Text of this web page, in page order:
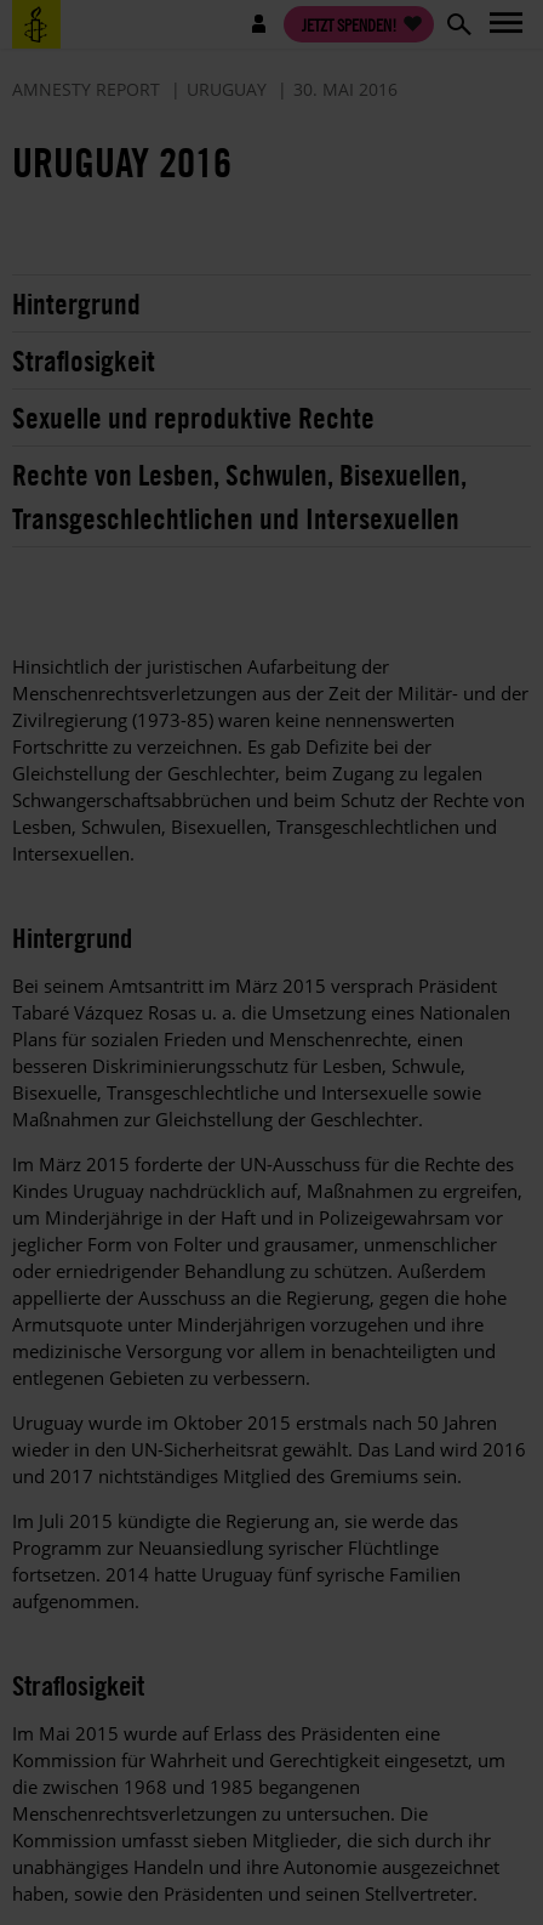
Direkt
zum
Benutzermenü JETZT SPENDEN!
AMNESTY REPORT URUGUAY 30. MAI 2016
URUGUAY 2016
Hintergrund
Straflosigkeit
Sexuelle und reproduktive Rechte
Rechte von Lesben, Schwulen, Bisexuellen,
Transgeschlechtlichen und Intersexuellen
Hinsichtlich der juristischen Aufarbeitung der
Menschenrechtsverletzungen aus der Zeit der Militär- und der
Zivilregierung (1973-85) waren keine nennenswerten
Fortschritte zu verzeichnen. Es gab Defizite bei der
Gleichstellung der Geschlechter, beim Zugang zu legalen
Schwangerschaftsabbrüchen und beim Schutz der Rechte von
Lesben, Schwulen, Bisexuellen, Transgeschlechtlichen und
Intersexuellen.
Hintergrund
Bei seinem Amtsantritt im März 2015 versprach Präsident
Tabaré Vázquez Rosas u. a. die Umsetzung eines Nationalen
Plans für sozialen Frieden und Menschenrechte, einen
besseren Diskriminierungsschutz für Lesben, Schwule,
Bisexuelle, Transgeschlechtliche und Intersexuelle sowie
Maßnahmen zur Gleichstellung der Geschlechter.
Im März 2015 forderte der UN-Ausschuss für die Rechte des
Kindes Uruguay nachdrücklich auf, Maßnahmen zu ergreifen,
um Minderjährige in der Haft und in Polizeigewahrsam vor
jeglicher Form von Folter und grausamer, unmenschlicher
oder erniedrigender Behandlung zu schützen. Außerdem
appellierte der Ausschuss an die Regierung, gegen die hohe
Armutsquote unter Minderjährigen vorzugehen und ihre
medizinische Versorgung vor allem in benachteiligten und
entlegenen Gebieten zu verbessern.
Uruguay wurde im Oktober 2015 erstmals nach 50 Jahren
wieder in den UN-Sicherheitsrat gewählt. Das Land wird 2016
und 2017 nichtständiges Mitglied des Gremiums sein.
Im Juli 2015 kündigte die Regierung an, sie werde das
Programm zur Neuansiedlung syrischer Flüchtlinge
fortsetzen. 2014 hatte Uruguay fünf syrische Familien
aufgenommen.
Straflosigkeit
Im Mai 2015 wurde auf Erlass des Präsidenten eine
Kommission für Wahrheit und Gerechtigkeit eingesetzt, um
die zwischen 1968 und 1985 begangenen
Menschenrechtsverletzungen zu untersuchen. Die
Kommission umfasst sieben Mitglieder, die sich durch ihr
unabhängiges Handeln und ihre Autonomie ausgezeichnet
haben, sowie den Präsidenten und seinen Stellvertreter.